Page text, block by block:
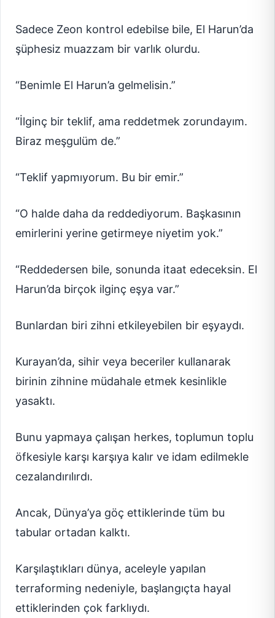
Sadece Zeon kontrol edebilse bile, El Harun’da
şüphesiz muazzam bir varlık olurdu.
“Benimle El Harun’a gelmelisin.”
“İlginç bir teklif, ama reddetmek zorundayım.
Biraz meşgulüm de.”
“Teklif yapmıyorum. Bu bir emir.”
“O halde daha da reddediyorum. Başkasının
emirlerini yerine getirmeye niyetim yok.”
“Reddedersen bile, sonunda itaat edeceksin. El
Harun’da birçok ilginç eşya var.”
Bunlardan biri zihni etkileyebilen bir eşyaydı.
Kurayan’da, sihir veya beceriler kullanarak
birinin zihnine müdahale etmek kesinlikle
yasaktı.
Bunu yapmaya çalışan herkes, toplumun toplu
öfkesiyle karşı karşıya kalır ve idam edilmekle
cezalandırılırdı.
Ancak, Dünya’ya göç ettiklerinde tüm bu
tabular ortadan kalktı.
Karşılaştıkları dünya, aceleyle yapılan
terraforming nedeniyle, başlangıçta hayal
ettiklerinden çok farklıydı.